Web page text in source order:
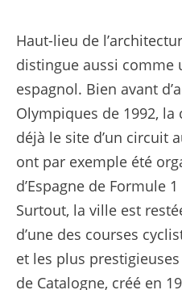
Haut-lieu de
distingue aussi comme
espagnol. Bien avant
Olympiques de 1992,
déjà le site d’un circuit
ont par exemple été
d’Espagne de Formule
Surtout, la ville est
d’une des courses
et les plus
de Catalogne, créé en